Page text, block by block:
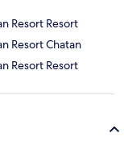
Resort Resort
Resort Chatan
Resort Resort